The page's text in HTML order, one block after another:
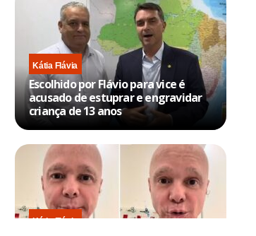
Kátia Flávia
Escolhido por Flávio para vice é
acusado de estuprar e engravidar
criança de 13 anos
Kátia Flávia